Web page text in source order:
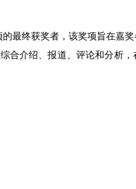
最终获奖者，该奖项旨在嘉
合介绍、报道、评论和分析